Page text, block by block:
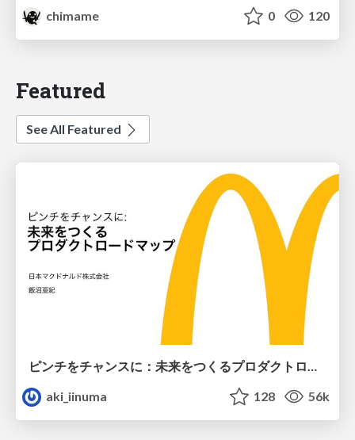
chimame 0 120
Featured
See All Featured
aki_iinuma
128 56k